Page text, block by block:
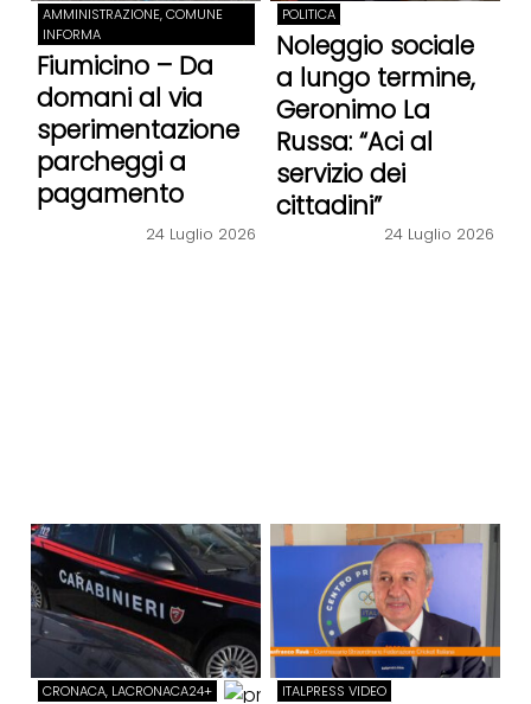
AMMINISTRAZIONE, COMUNE
INFORMA
Fiumicino – Da
domani al via
sperimentazione
parcheggi a
pagamento
24 Luglio 2026
POLITICA
Noleggio sociale
a lungo termine,
Geronimo La
Russa: “Aci al
servizio dei
cittadini”
24 Luglio 2026
CRONACA, LACRONACA24+ ITALPRESS VIDEO